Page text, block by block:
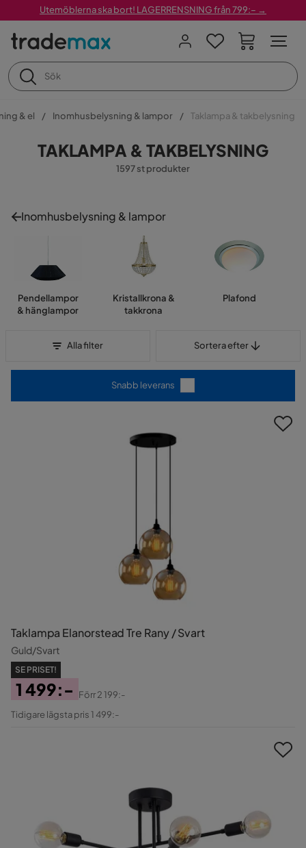
Utemöblerna ska bort! LAGERRENSNING från 799:– →
& el Inomhusbelysning & lampor Taklampa & takbelysning
TAKLAMPA & TAKBELYSNING
1597 st produkter
Inomhusbelysning & lampor
Pendellampor
& hänglampor
Kristallkrona &
takkrona
Plafond
Alla filter Sortera efter
Snabb leverans
Taklampa Elanorstead Tre Rany / Svart
Guld/Svart
SE PRISET!
Pris
1 499:-
Original
Förr2 199:-
Tidigare lägsta pris 1 499:-